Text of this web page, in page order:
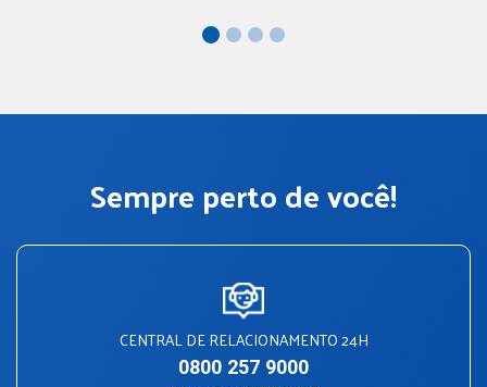
Sempre perto de você!
CENTRAL DE RELACIONAMENTO 24H
0800 257 9000